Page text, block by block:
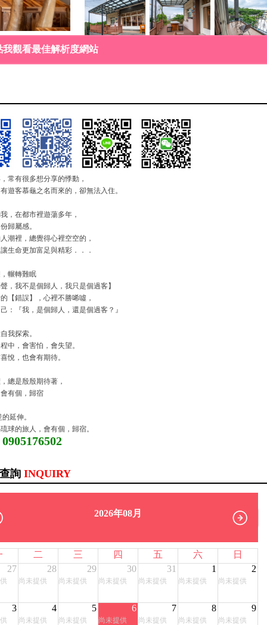
觀看最佳解析度網站
常有很多想分享的悸動，
遊客慕龜之名而來的，卻無法入住。
，在都市裡遊蕩多年，
歸屬感。
潮裡，總覺得心裡空空的，
生命更加富足與精彩．．．
輾轉難眠
聲，我不是個歸人，我只是個過客】
【錯誤】，心裡不勝唏噓，
：『我，是個歸人，還是個過客？』
我探索。
中，會害怕，會失望。
悅，也會有期待。
總是殷殷期待著，
有個，歸宿
延伸。
球的旅人，會有個，歸宿。
詢 INQUIRY
2026年08月
二 三 四 五 六
日
27
28
尚未提供
29
尚未提供
30
尚未提供
31
尚未提供
1
尚未提供
2
尚未提供
3 4
尚未提供
5
尚未提供
6
尚未提供
7
尚未提供
8
尚未提供
9
尚未提供